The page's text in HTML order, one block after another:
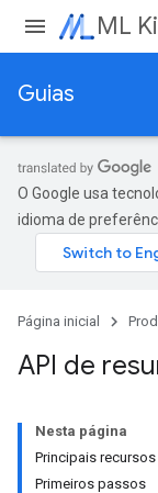
ML
Guias
O Google usa
idioma de
Página inicial
API de
Nesta página
Principais recursos
Primeiros passos